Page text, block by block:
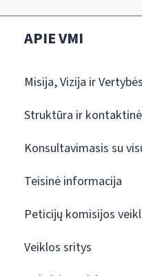
APIE VMI
Misija, Vizija ir Vertybės
Struktūra ir
Konsultavimasis su
Teisinė informacija
Peticijų komisijos
Veiklos sritys